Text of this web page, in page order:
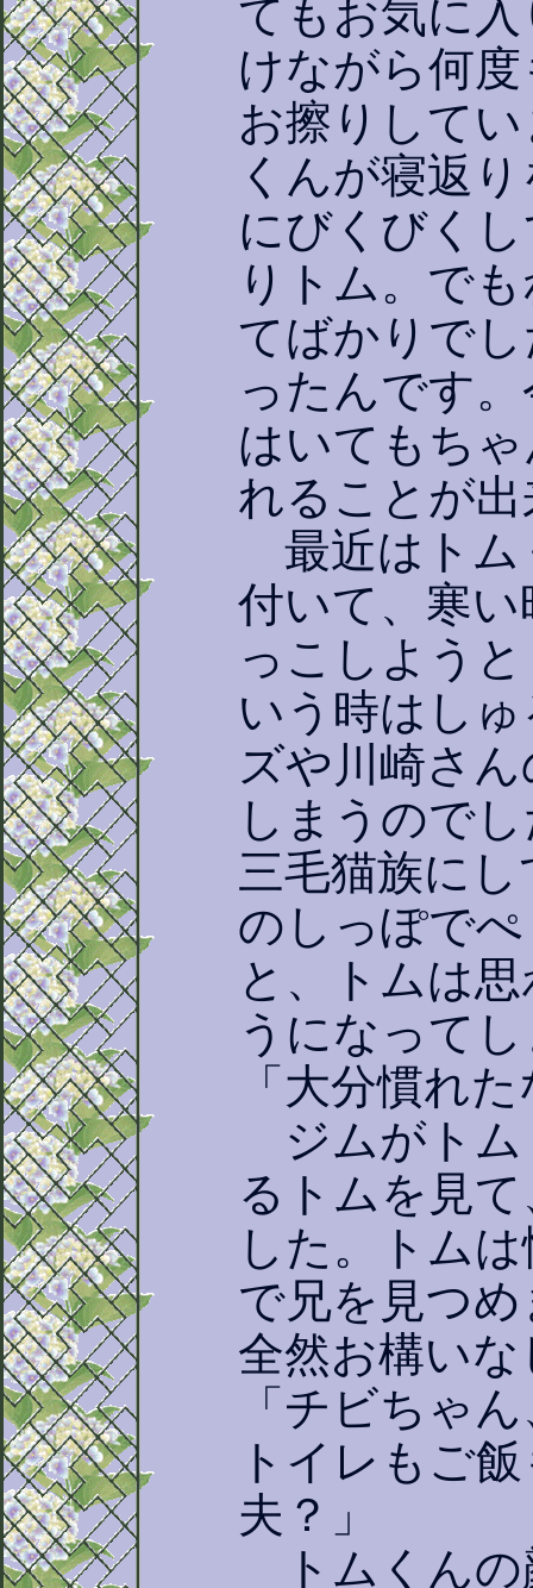
てもお気に
けながら何
お擦りして
くんが寝返
にびくびく
りトム。で
てばかりで
ったんです
はいてもち
れることが
最近はトム
付いて、寒
っこしよう
いう時はし
ズや川崎さ
しまうので
三毛猫族に
のしっぽで
と、トムは
うになって
「大分慣れ
ジムがトム
るトムを見
した。トム
で兄を見つ
全然お構い
「チビちゃ
トイレもご
夫？」
トムくんの